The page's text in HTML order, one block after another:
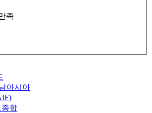
족
아시아
종합